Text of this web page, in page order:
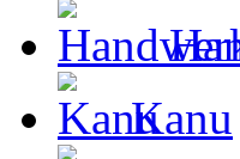
Kanu